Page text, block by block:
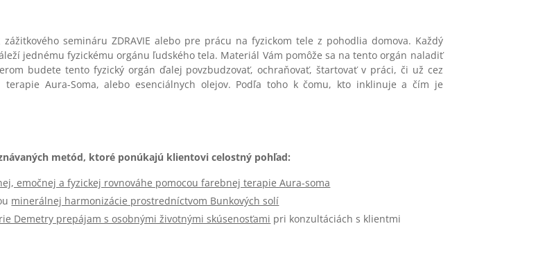
semináru ZDRAVIE alebo pre prácu na fyzickom tele z pohodlia domova. Každý
jednému fyzickému orgánu ľudského tela. Materiál Vám pomôže sa na tento orgán naladiť
budete tento fyzický orgán ďalej povzbudzovať, ochraňovať, štartovať v práci, či už cez
Aura-Soma, alebo esenciálnych olejov. Podľa toho k čomu, kto inklinuje a čím je
metód, ktoré ponúkajú klientovi celostný pohľad:
emočnej a fyzickej rovnováhe pomocou farebnej terapie Aura-soma
minerálnej harmonizácie prostredníctvom Bunkových solí
Demetry prepájam s osobnými životnými skúsenosťami pri konzultáciách s klientmi